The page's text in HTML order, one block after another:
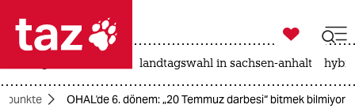
 taz zahl ich
taz zahl ich

taz zahl ich
landtagswahl in sachsen-anhalt
OHAL'de 6. dönem: „20 Temmuz darbesi“ bitmek bilmiyor